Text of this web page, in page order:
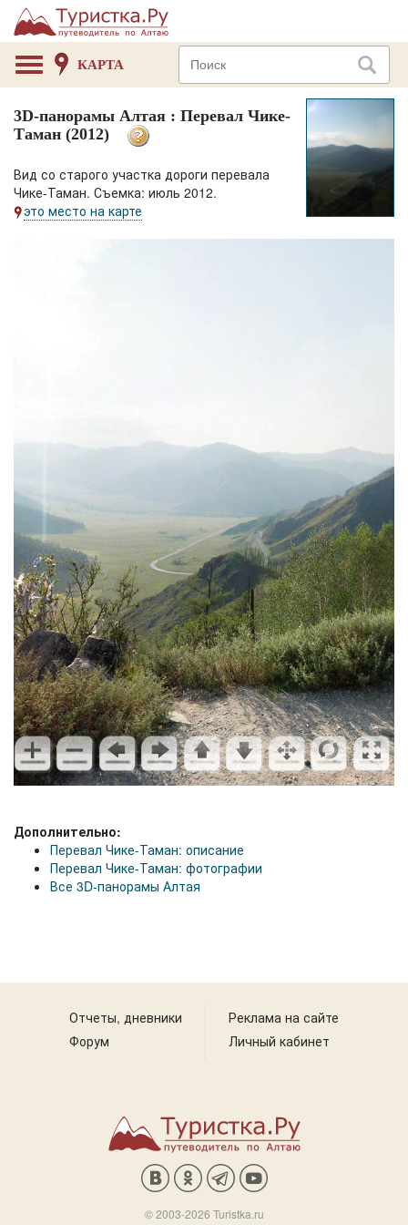
КАРТА
3D-панорамы Алтая : Перевал Чике-
Таман (2012)
Вид со старого участка дороги перевала
Чике-Таман. Съемка: июль 2012.
это место на карте
Дополнительно:
Перевал Чике-Таман: описание
Перевал Чике-Таман: фотографии
Все 3D-панорамы Алтая
Отчеты, дневники
Форум
Реклама на сайте
Личный кабинет
© 2003-2026 Turistka.ru